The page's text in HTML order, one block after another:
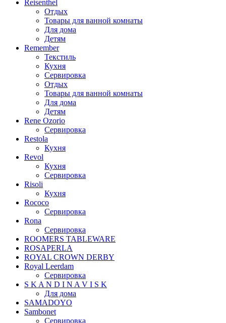
Reisenthel
Отдых
Товары для ванной комнаты
Для дома
Детям
Remember
Текстиль
Кухня
Сервировка
Отдых
Товары для ванной комнаты
Для дома
Детям
Rene Ozorio
Сервировка
Restola
Кухня
Revol
Кухня
Сервировка
Risoli
Кухня
Rococo
Сервировка
Rona
Сервировка
ROOMERS TABLEWARE
ROSAPERLA
ROYAL CROWN DERBY
Royal Leerdam
Сервировка
S K A N D I N A V I S K
Для дома
SAMADOYO
Sambonet
Сервировка